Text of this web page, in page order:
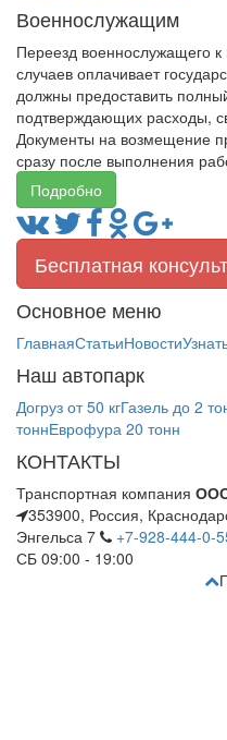
Военнослужащим
Переезд военнослужащего
случаев оплачивает
должны предоставить
подтверждающих расходы,
Документы на возмещение
сразу после выполнения
Подробно
Бесплатная
Основное меню
ГлавнаяСтатьиНовости
Наш автопарк
Догруз от 50 кгГазель до 2
тоннЕврофура 20 тонн
КОНТАКТЫ
Транспортная компания
353900, Россия,
Энгельса 7
+7-928-444-0-
СБ 09:00 - 19:00